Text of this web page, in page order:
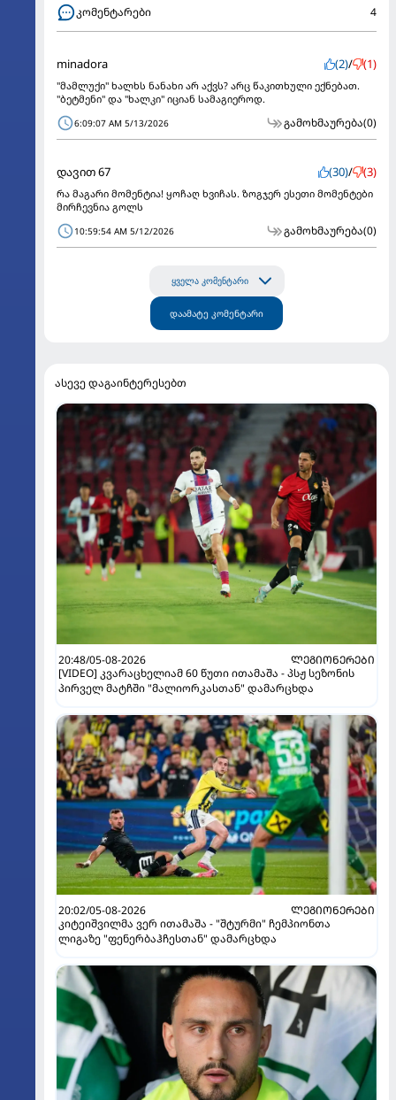
კომენტარები 4
minadora (2)/ (1)
"მამლუქი" ხალხს ნანახი არ აქვს? არც წაკითხული ექნებათ.
"ბეტმენი" და "ხალკი" იციან სამაგიეროდ.
6:09:07 AM 5/13/2026 გამოხმაურება(0)
დავით 67 (30)/ (3)
რა მაგარი მომენტია! ყოჩაღ ხვიჩას. ზოგჯერ ესეთი მომენტები
მირჩევნია გოლს
10:59:54 AM 5/12/2026 გამოხმაურება(0)
ყველა კომენტარი
დაამატე კომენტარი
ასევე დაგაინტერესებთ
20:48/05-08-2026
ᲚᲔᲒᲘᲝᲜᲔᲠᲔᲑᲘ
[VIDEO] კვარაცხელიამ 60 წუთი ითამაშა - პსჟ სეზონის
პირველ მატჩში "მალიორკასთან" დამარცხდა
20:02/05-08-2026
ᲚᲔᲒᲘᲝᲜᲔᲠᲔᲑᲘ
კიტეიშვილმა ვერ ითამაშა - "შტურმი" ჩემპიონთა
ლიგაზე "ფენერბაჰჩესთან" დამარცხდა